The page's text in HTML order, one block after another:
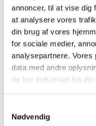
annoncer, til at vise dig
at analysere vores
din brug af vores
for sociale medier,
analysepartnere. Vores
data med andre
de har indsamlet fra
Nødvendig
Emner
Medicinsk udstyr
Sikkerhedsmeddelelse